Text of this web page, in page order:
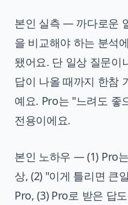
본인 실측 — 까다로운
을 비교해야 하는 분석
됐어요. 단 일상 질문이
답이 나올 때까지 한참
예요. Pro는 "느려도 좋
전용이에요.
본인 노하우 — (1) Pro
상, (2) "이게 틀리면 큰
Pro, (3) Pro로 받은 답